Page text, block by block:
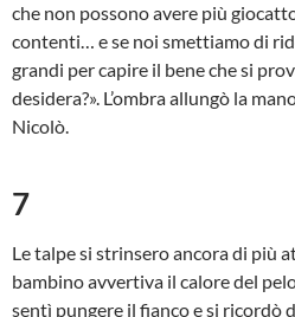
che non possono avere più
contenti… e se noi smettiamo di
grandi per capire il bene che si
desidera?». L’ombra allungò la
Nicolò.
7
Le talpe si strinsero ancora di più
bambino avvertiva il calore del
sentì pungere il fianco e si ricordò